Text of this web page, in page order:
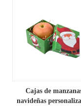
Cajas de
navideñas